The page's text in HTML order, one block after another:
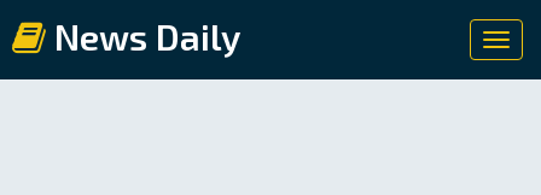
News Daily